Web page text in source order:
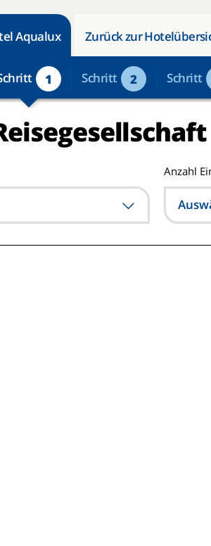
Aqualux Zurück zur
1 Schritt 2 Schritt
Anzahl